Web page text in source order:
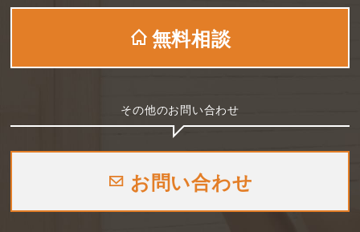
無料相談
その他のお問い合わせ
お問い合わせ